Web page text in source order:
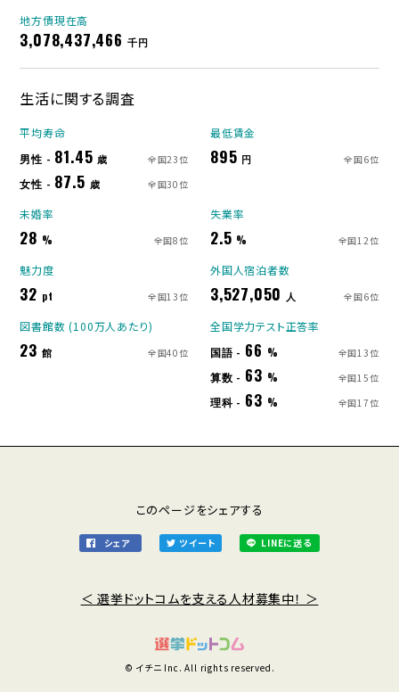
地方債現在高
3,078,437,466 千円
生活に関する調査
平均寿命
男性 - 81.45 歳 全国23位
女性 - 87.5 歳 全国30位
最低賃金
895 円 全国6位
未婚率
28 % 全国8位
失業率
2.5 % 全国12位
魅力度
32 pt 全国13位
外国人宿泊者数
3,527,050 人 全国6位
図書館数 (100万人あたり)
23 館 全国40位
全国学力テスト正答率
国語 - 66 % 全国13位
算数 - 63 % 全国15位
理科 - 63 % 全国17位
このページをシェアする
シェア ツイート LINEに送る
＜ 選挙ドットコムを支える人材募集中！ ＞
© イチニ Inc. All rights reserved.